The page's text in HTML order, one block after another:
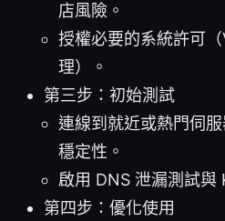
店風險。
授權必要的系統許可
理）。
第三步：初始測試
連線到就近或熱門伺
穩定性。
啟用 DNS 泄漏測試與
第四步：優化使用